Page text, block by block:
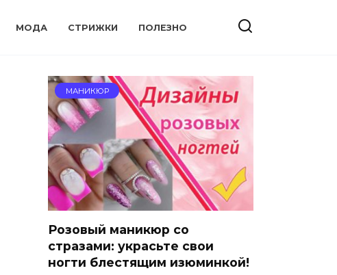
МОДА СТРИЖКИ ПОЛЕЗНО
МАНИКЮР
Розовый маникюр со
стразами: украсьте свои
ногти блестящим изюминкой!